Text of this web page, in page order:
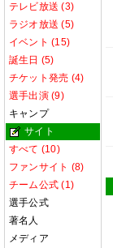
テレビ放送 (3)
ラジオ放送 (5)
イベント (15)
誕生日 (5)
チケット発売 (4)
選手出演 (9)
キャンプ
サイト
すべて (10)
ファンサイト (8)
チーム公式 (1)
選手公式
著名人
メディア